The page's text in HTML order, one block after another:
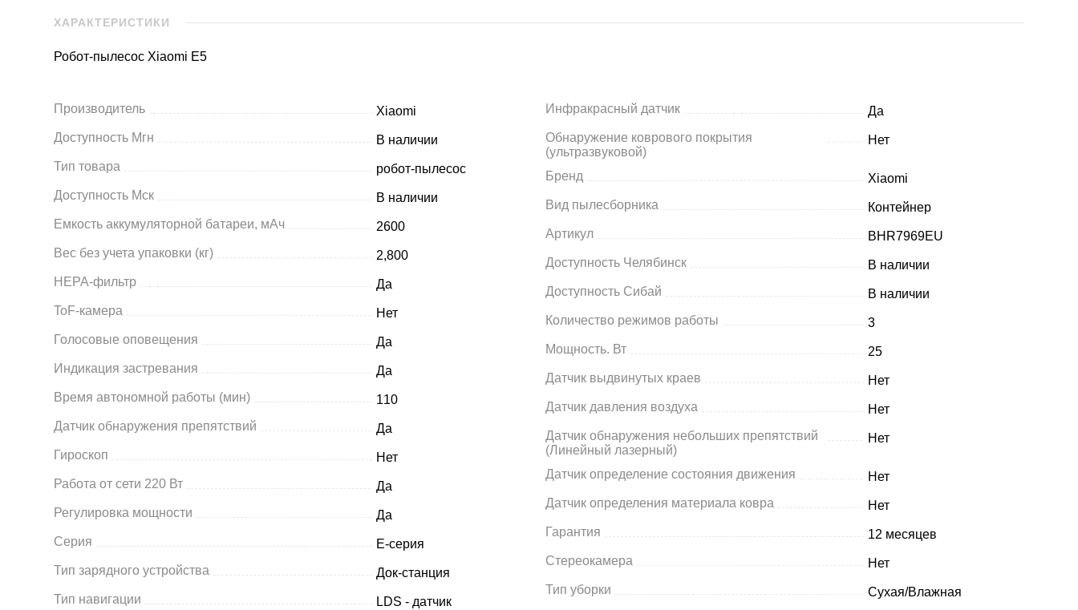
ХАРАКТЕРИСТИКИ
Робот-пылесос Xiaomi E5
Производитель
Xiaomi
Доступность Мгн
В наличии
Тип товара
робот-пылесос
Доступность Мск
В наличии
Емкость аккумуляторной батареи, мАч
2600
Вес без учета упаковки (кг)
2,800
HEPA-фильтр
Да
ToF-камера
Нет
Голосовые оповещения
Да
Индикация застревания
Да
Время автономной работы (мин)
110
Датчик обнаружения препятствий
Да
Гироскоп
Нет
Работа от сети 220 Вт
Да
Регулировка мощности
Да
Серия
Е-серия
Тип зарядного устройства
Док-станция
Тип навигации
LDS - датчик
Инфракрасный датчик
Да
Обнаружение коврового покрытия
(ультразвуковой)
Нет
Бренд
Xiaomi
Вид пылесборника
Контейнер
Артикул
BHR7969EU
Доступность Челябинск
В наличии
Доступность Сибай
В наличии
Количество режимов работы
3
Мощность. Вт
25
Датчик выдвинутых краев
Нет
Датчик давления воздуха
Нет
Датчик обнаружения небольших препятствий
(Линейный лазерный)
Нет
Датчик определение состояния движения
Нет
Датчик определения материала ковра
Нет
Гарантия
12 месяцев
Стереокамера
Нет
Тип уборки
Сухая/Влажная